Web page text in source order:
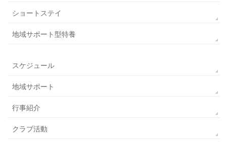
ショートステイ
地域サポート型特養
スケジュール
地域サポート
行事紹介
クラブ活動